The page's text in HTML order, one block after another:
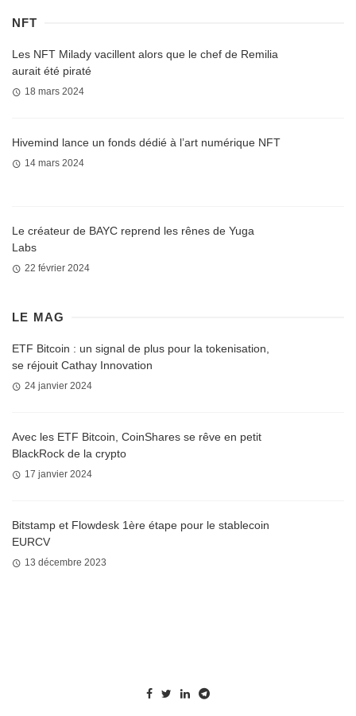
NFT
Les NFT Milady vacillent alors que le chef de Remilia
aurait été piraté
18 mars 2024
Hivemind lance un fonds dédié à l’art numérique NFT
14 mars 2024
Le créateur de BAYC reprend les rênes de Yuga
Labs
22 février 2024
LE MAG
ETF Bitcoin : un signal de plus pour la tokenisation,
se réjouit Cathay Innovation
24 janvier 2024
Avec les ETF Bitcoin, CoinShares se rêve en petit
BlackRock de la crypto
17 janvier 2024
Bitstamp et Flowdesk 1ère étape pour le stablecoin
EURCV
13 décembre 2023